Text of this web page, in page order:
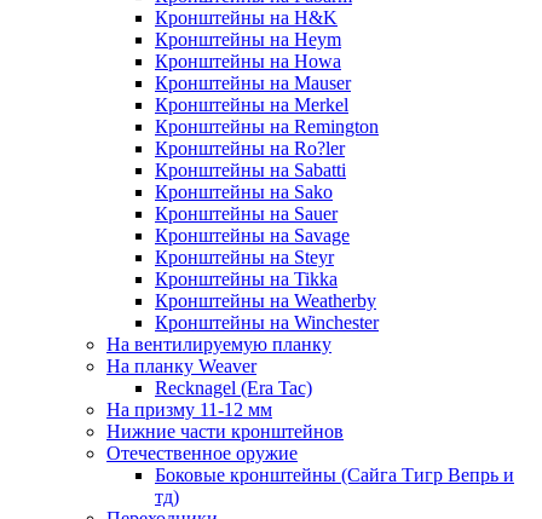
Кронштейны на H&K
Кронштейны на Heym
Кронштейны на Howa
Кронштейны на Mauser
Кронштейны на Merkel
Кронштейны на Remington
Кронштейны на Ro?ler
Кронштейны на Sabatti
Кронштейны на Sako
Кронштейны на Sauer
Кронштейны на Savage
Кронштейны на Steyr
Кронштейны на Tikka
Кронштейны на Weatherby
Кронштейны на Winchester
На вентилируемую планку
На планку Weaver
Recknagel (Era Tac)
На призму 11-12 мм
Нижние части кронштейнов
Отечественное оружие
Боковые кронштейны (Сайга Тигр Вепрь и
тд)